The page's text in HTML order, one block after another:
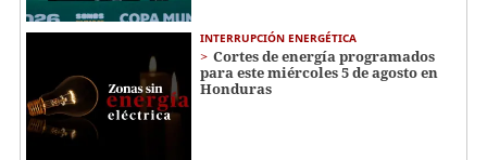
INTERRUPCIÓN ENERGÉTICA
Cortes de energía programados
para este miércoles 5 de agosto en
Honduras